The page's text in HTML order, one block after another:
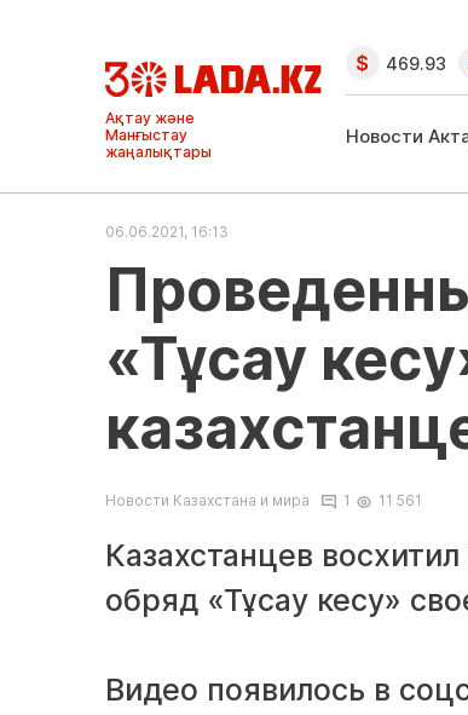
Ақтау және
Манғыстау
жаңалықтары
469.93
Новости
06.06.2021, 16:13
«Тұсау
Новости Казахстана и мира 1 11 561
Казахстанцев
обряд «Тұсау кесу»
Видео появилось в